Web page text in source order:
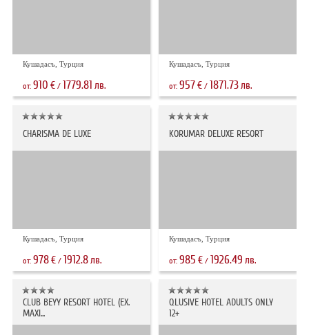
Кушадасъ, Турция
от: 910 €/ 1779.81 лв.
Кушадасъ, Турция
от:957€ / 1871.73лв.
CHARISMA DE LUXE
Кушадасъ, Турция
от: 978€/ 1912.8лв.
KORUMAR DELUXE RESORT
Кушадасъ, Турция
от:985 € / 1926.49 лв.
CLUB BEYY RESORT HOTEL (EX.
MAXI...
QLUSIVE HOTEL ADULTS ONLY
12+